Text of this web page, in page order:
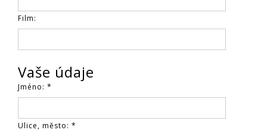
Film:
Vaše údaje
Jméno: *
Ulice, město: *